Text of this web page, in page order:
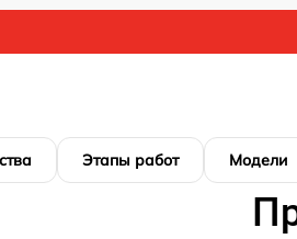
Этапы работ Модели